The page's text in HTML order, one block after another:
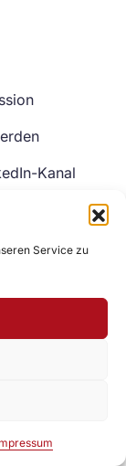
Service zu
Kanal
Kanal